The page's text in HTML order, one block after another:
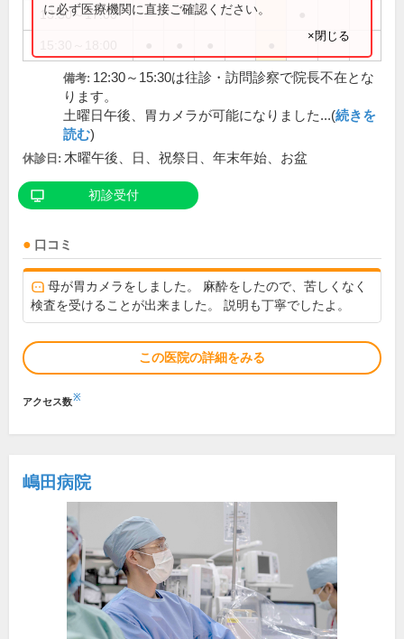
13:30～17:00
に必ず医療機関に直接ご確認ください。
×閉じる
備考: 12:30～15:30は往診・訪問診察で院長不在とな
ります。
土曜日午後、胃カメラが可能になりました...(続きを
読む)
休診日: 木曜午後、日、祝祭日、年末年始、お盆
初診受付
口コミ
母が胃カメラをしました。 麻酔をしたので、苦しくなく
検査を受けることが出来ました。 説明も丁寧でしたよ。
この医院の詳細をみる
アクセス数※
嶋田病院